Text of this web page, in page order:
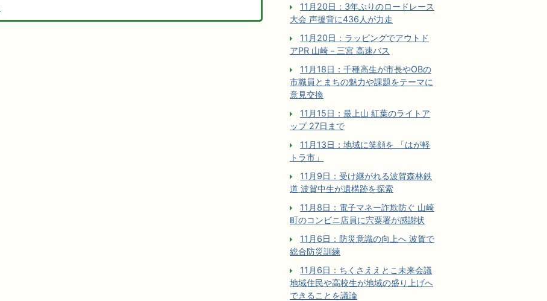
11月20日：3年ぶりのロードレース
大会 声援背に436人が力走
11月20日：ラッピングでアウトド
アPR 山崎－三宮 高速バス
11月18日：千種高生が市長やOBの
市職員とまちの魅力や課題をテーマに
意見交換
11月15日：最上山 紅葉のライトア
ップ 27日まで
11月13日：地域に笑顔を 「はが軽
トラ市」
11月9日：受け継がれる波賀森林鉄
道 波賀中生が遺構跡を探索
11月8日：電子マネー詐欺防ぐ 山崎
町のコンビニ店員に宍粟署が感謝状
11月6日：防災意識の向上へ 波賀で
総合防災訓練
11月6日：ちくさええとこ未来会議
地域住民や高校生が地域の盛り上げへ
できることを議論